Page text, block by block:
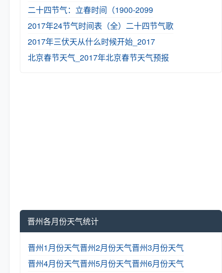
二十四节气：立春时间（1900-2099
2017年24节气时间表（全） 二十四节气歌
2017年三伏天从什么时候开始_2017
北京春节天气_2017年北京春节天气预报
晋州各月份天气统计
晋州1月份天气晋州2月份天气晋州3月份天气
晋州4月份天气晋州5月份天气晋州6月份天气